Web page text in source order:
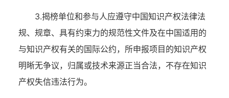
3.揭榜单位和参与人应遵守中国知识产权法律法
规、规章、具有约束力的规范性文件及在中国适用的
与知识产权有关的国际公约，所申报项目的知识产权
明晰无争议，归属或技术来源正当合法，不存在知识
产权失信违法行为。